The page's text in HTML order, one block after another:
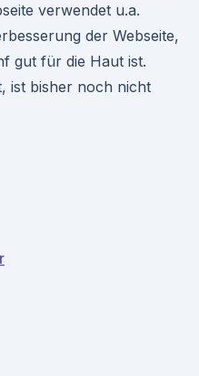
verwendet u.a.
der Webseite,
gut für die Haut ist.
ist bisher noch nicht